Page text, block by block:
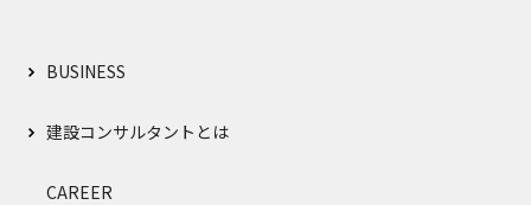
BUSINESS
建設コンサルタントとは
CAREER